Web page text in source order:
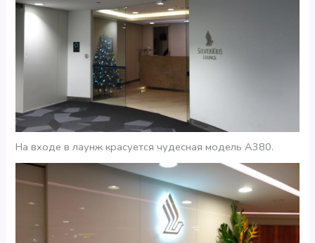
На входе в лаунж красуется чудесная модель А380.